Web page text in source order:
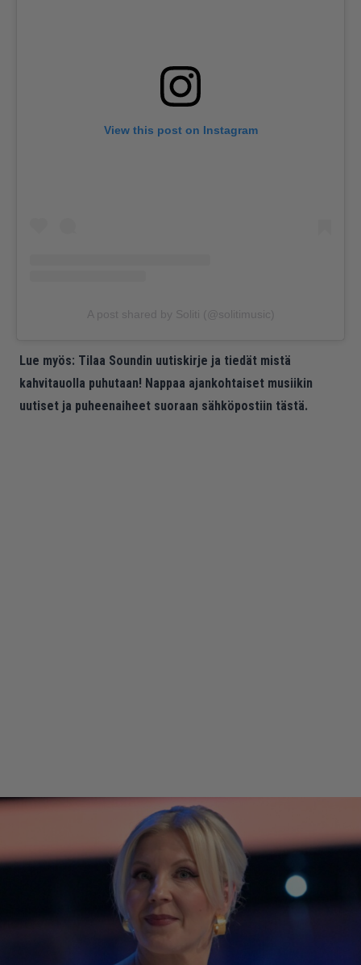
View this post on Instagram
A post shared by Soliti (@solitimusic)
Lue myös: Tilaa Soundin uutiskirje ja tiedät mistä
kahvitauolla puhutaan! Nappaa ajankohtaiset musiikin
uutiset ja puheenaiheet suoraan sähköpostiin tästä.